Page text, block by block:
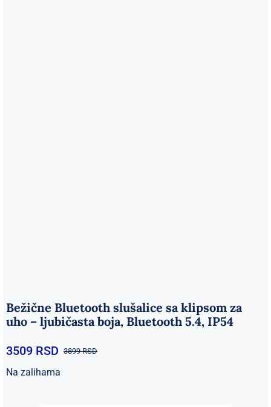
Bežične Bluetooth slušalice sa klipsom za
uho – ljubičasta boja, Bluetooth 5.4, IP54
3899RSDOriginalna
3509 RSD
Trenutna
Na zalihama